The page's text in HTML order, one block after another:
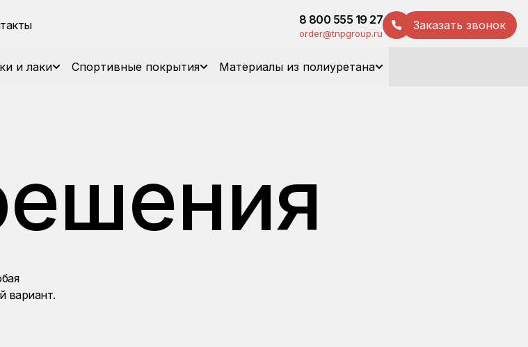
8 800 555 19 27
order@tnpgroup.ru
Заказать звонок
и лаки Спортивные покрытия Материалы из полиуретана
вариант.